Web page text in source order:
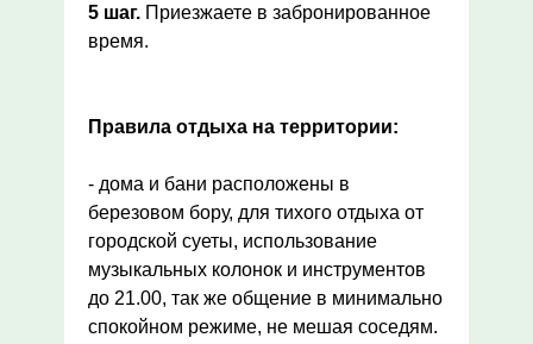
5 шаг. Приезжаете в забронированное
время.
Правила отдыха на территории:
- дома и бани расположены в
березовом бору, для тихого отдыха от
городской суеты, использование
музыкальных колонок и инструментов
до 21.00, так же общение в минимально
спокойном режиме, не мешая соседям.